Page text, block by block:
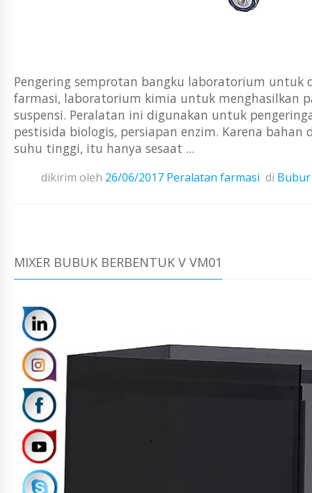
Pengering semprotan bangku laboratorium untuk
farmasi, laboratorium kimia untuk menghasilkan
suspensi. Peralatan ini digunakan untuk
pestisida biologis, persiapan enzim. Karena
suhu tinggi, itu hanya sesaat ...
dikirim oleh 26/06/2017 Peralatan farmasi di
MIXER BUBUK BERBENTUK V VM01